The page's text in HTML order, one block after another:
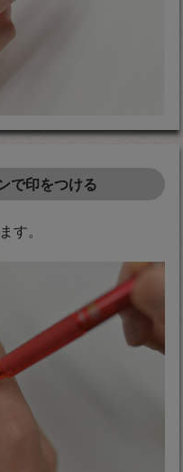
で印をつける
す。